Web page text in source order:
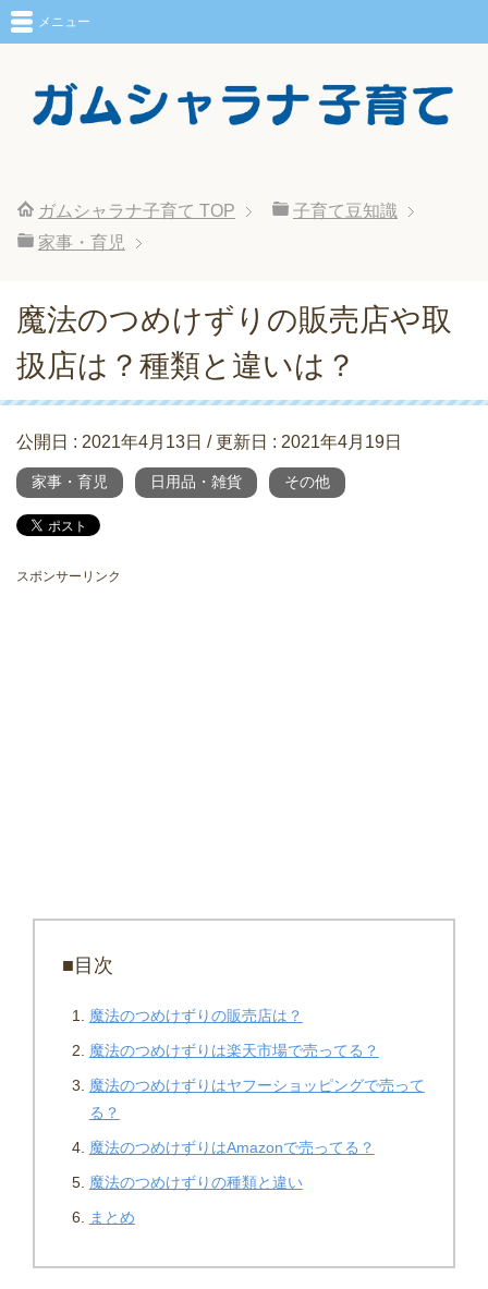
メニュー
ガムシャラナ子育て TOP
子育て豆知識
家事・育児
魔法のつめけずりの販売店や取
扱店は？種類と違いは？
公開日 : 2021年4月13日 / 更新日 : 2021年4月19日
家事・育児 日用品・雑貨 その他
スポンサーリンク
■目次
魔法のつめけずりの販売店は？
魔法のつめけずりは楽天市場で売ってる？
魔法のつめけずりはヤフーショッピングで売って
る？
魔法のつめけずりはAmazonで売ってる？
魔法のつめけずりの種類と違い
まとめ